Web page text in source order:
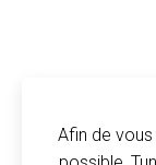
Afin de